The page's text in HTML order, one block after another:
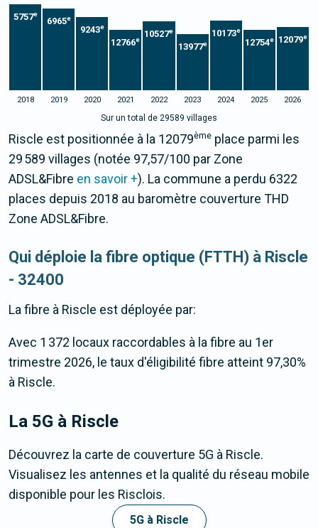
5757e
6965e
9243e
12766e
10527e
13977e
10173e
12754e 12079e
2018 2019 2020 2021 2022 2023 2024 2025 2026
Sur un total de 29589 villages
Riscle est positionnée à la 12079ème place parmi les
29 589 villages (notée 97,57/100 par Zone
ADSL&Fibre en savoir +). La commune a perdu 6322
places depuis 2018 au baromètre couverture THD
Zone ADSL&Fibre.
Qui déploie la fibre optique (FTTH) à Riscle
- 32400
La fibre à Riscle est déployée par:
Avec 1 372 locaux raccordables à la fibre au 1er
trimestre 2026, le taux d'éligibilité fibre atteint 97,30%
à Riscle.
La 5G à Riscle
Découvrez la carte de couverture 5G à Riscle.
Visualisez les antennes et la qualité du réseau mobile
disponible pour les Risclois.
5G à Riscle